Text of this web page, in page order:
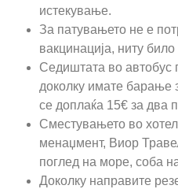
истекување.
За патувањето не е
вакцинација, ниту било
Седиштата во автобус
доколку имате барање
се доплаќа 15€ за два
Сместувањето во
менаџмент, Виор
поглед на море, соба
Доколку направите